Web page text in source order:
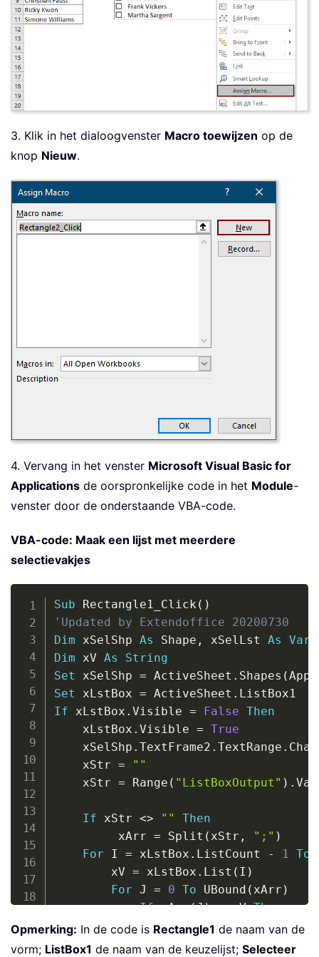
3. Klik in het dialoogvenster Macro toewijzen op de
knop Nieuw.
4. Vervang in het venster Microsoft Visual Basic for
Applications de oorspronkelijke code in het Module-
venster door de onderstaande VBA-code.
VBA-code: Maak een lijst met meerdere
selectievakjes
Sub Rectangle1_Click ( )
'Updated by Extendoffice 20200730
Dim xSelShp As Shape , xSelLst As
Dim xV As
String
Set xSelShp = ActiveSheet . Shapes (
Set xLstBox = ActiveSheet .
If xLstBox . Visible = False Then
    xLstBox
. Visible = True
    xSelShp
. TextFrame2 . TextRange .
    xStr
=
""
    xStr
= Range ( "ListBoxOutput" ) .
If xStr <> ""
Then
         xArr
= Split ( xStr , ";" )
For I = xLstBox . ListCount - 1 To
        xV
= xLstBox . List ( I )
For J = 0 To UBound ( xArr )
If xArr(J) = xV Then
              xLstBox
.Selected (I) =
Exit
Opmerking: In de code is Rectangle1 de naam van de
vorm; ListBox1 de naam van de keuzelijst; Selecteer